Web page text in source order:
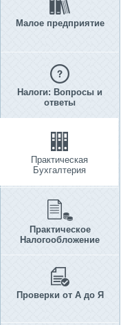
Малое предприятие
Налоги: Вопросы и
ответы
Практическая
Бухгалтерия
Практическое
Налогообложение
Проверки от А до Я